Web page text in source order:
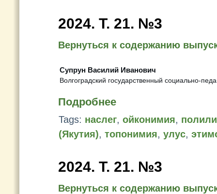
2024. Т. 21. №3
Вернуться к содержанию
Супрун Василий Иванович
Волгоградский государственный социально-
Подробнее
Tags: наслег, ойконимия,
(Якутия), топонимия, улус,
2024. Т. 21. №3
Вернуться к содержанию